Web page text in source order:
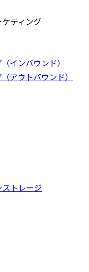
ティング
インバウンド）
アウトバウンド）
トレージ